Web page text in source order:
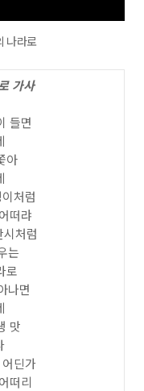
나라로
가사
들면
아
처럼
떠랴
처럼
는
로
나면
맛
딘가
떠리